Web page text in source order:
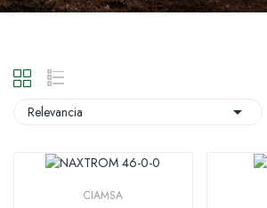
Relevancia 
CIAMSA